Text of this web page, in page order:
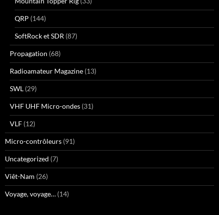
QRP (144)
SoftRock et SDR (87)
Propagation (68)
Radioamateur Magazine (13)
SWL (29)
VHF UHF Micro-ondes (31)
VLF (12)
Micro-contrôleurs (91)
Uncategorized (7)
Viêt-Nam (26)
Voyage, voyage… (14)